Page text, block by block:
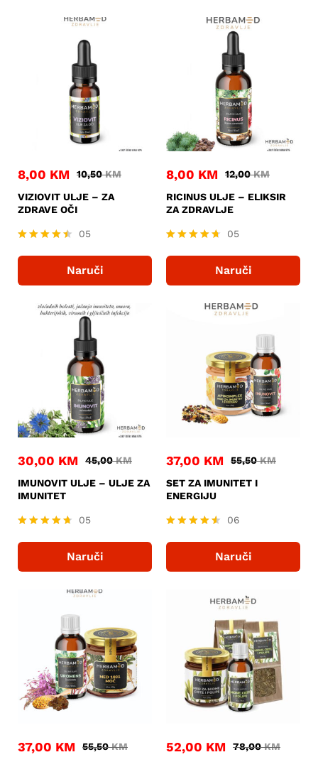
8,00 KM 10,50KM
VIZIOVIT ULJE – ZA
ZDRAVE OČI
4.40
05
Naruči
8,00 KM 12,00KM
RICINUS ULJE – ELIKSIR
ZA ZDRAVLJE
4.60
05
Naruči
30,00 KM 45,00KM
IMUNOVIT ULJE – ULJE ZA
IMUNITET
4.60
05
Naruči
37,00 KM 55,50KM
SET ZA IMUNITET I
ENERGIJU
4.50
06
Naruči
37,00 KM 55,50KM 52,00 KM 78,00KM